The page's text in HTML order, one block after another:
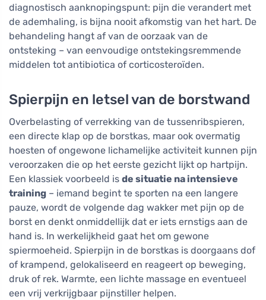
diagnostisch aanknopingspunt: pijn die verandert met
de ademhaling, is bijna nooit afkomstig van het hart. De
behandeling hangt af van de oorzaak van de
ontsteking – van eenvoudige ontstekingsremmende
middelen tot antibiotica of corticosteroïden.
Spierpijn en letsel van de borstwand
Overbelasting of verrekking van de tussenribspieren,
een directe klap op de borstkas, maar ook overmatig
hoesten of ongewone lichamelijke activiteit kunnen pijn
veroorzaken die op het eerste gezicht lijkt op hartpijn.
Een klassiek voorbeeld is de situatie na intensieve
training – iemand begint te sporten na een langere
pauze, wordt de volgende dag wakker met pijn op de
borst en denkt onmiddellijk dat er iets ernstigs aan de
hand is. In werkelijkheid gaat het om gewone
spiermoeheid. Spierpijn in de borstkas is doorgaans dof
of krampend, gelokaliseerd en reageert op beweging,
druk of rek. Warmte, een lichte massage en eventueel
een vrij verkrijgbaar pijnstiller helpen.